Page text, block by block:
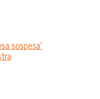
sospesa”